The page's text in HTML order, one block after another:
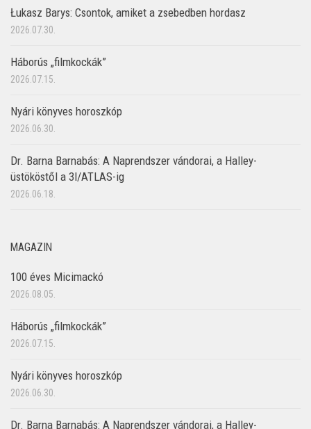
Łukasz Barys: Csontok, amiket a zsebedben hordasz
2026.07.30.
Háborús „filmkockák”
2026.07.15.
Nyári könyves horoszkóp
2026.06.30.
Dr. Barna Barnabás: A Naprendszer vándorai, a Halley-
üstököstől a 3I/ATLAS-ig
2026.06.18.
MAGAZIN
100 éves Micimackó
2026.08.05.
Háborús „filmkockák”
2026.07.15.
Nyári könyves horoszkóp
2026.06.30.
Dr. Barna Barnabás: A Naprendszer vándorai, a Halley-